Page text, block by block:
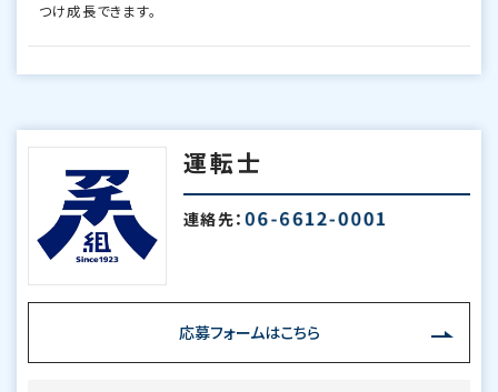
つけ成長できます。
運転士
連絡先：
応募フォームはこちら